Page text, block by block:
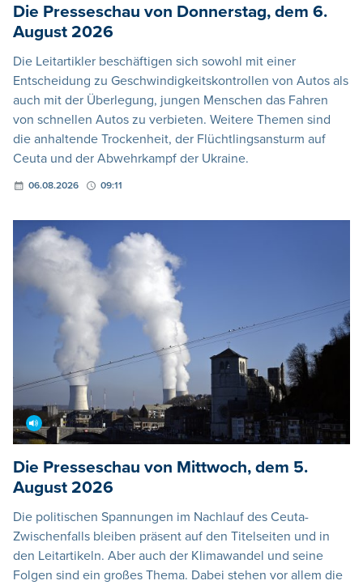
Die Presseschau von Donnerstag, dem 6.
August 2026
Die Leitartikler beschäftigen sich sowohl mit einer
Entscheidung zu Geschwindigkeitskontrollen von Autos als
auch mit der Überlegung, jungen Menschen das Fahren
von schnellen Autos zu verbieten. Weitere Themen sind
die anhaltende Trockenheit, der Flüchtlingsansturm auf
Ceuta und der Abwehrkampf der Ukraine.
06.08.2026 09:11
Die Presseschau von Mittwoch, dem 5.
August 2026
Die politischen Spannungen im Nachlauf des Ceuta-
Zwischenfalls bleiben präsent auf den Titelseiten und in
den Leitartikeln. Aber auch der Klimawandel und seine
Folgen sind ein großes Thema. Dabei stehen vor allem die